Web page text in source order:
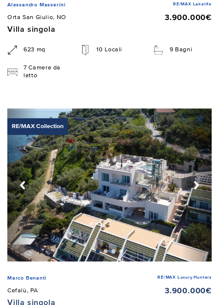
Alessandro Masserini RE/MAX Lakelife
Orta San Giulio, NO
3.900.000€
Villa singola
623 mq 10 Locali 9 Bagni
7 Camere da
letto
RE/MAX Collection
Marco Benanti RE/MAX Luxury Hunters
Cefalù, PA
3.900.000€
Villa singola